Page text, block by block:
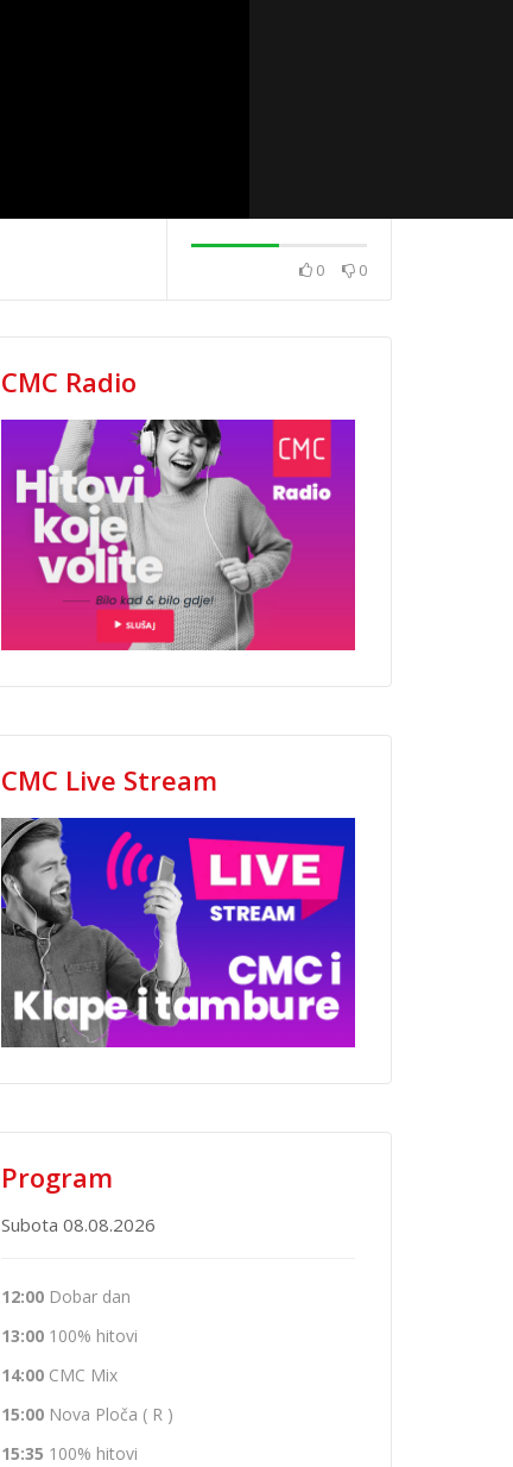
0 0
CMC Radio
CMC Live Stream
Program
Subota 08.08.2026
12:00 Dobar dan
13:00 100% hitovi
14:00 CMC Mix
15:00 Nova Ploča ( R )
15:35 100% hitovi